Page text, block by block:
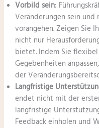
Vorbild sein:
Veränderungen sein
vorangehen. Zeigen Sie
nicht nur
bietet. Indem Sie
Gegebenheiten
der
Langfristige
endet nicht mit der
langfristige
Feedback einholen und